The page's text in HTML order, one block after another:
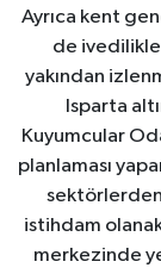
Ayrıca kent
de
yakından
Isparta
Kuyumcular
planlaması
sektörlerden
istihdam
merkezinde